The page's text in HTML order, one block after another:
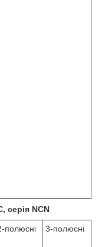
серія NCN
полюсні 3-полюсні